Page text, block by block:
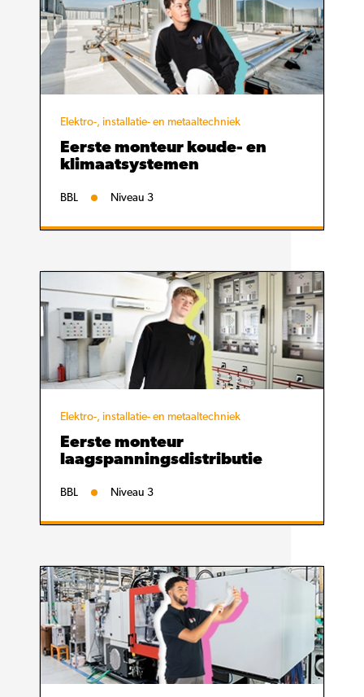
Elektro-, installatie- en metaaltechniek
Eerste monteur koude- en
klimaatsystemen
BBL Niveau 3
Elektro-, installatie- en metaaltechniek
Eerste monteur
laagspanningsdistributie
BBL Niveau 3